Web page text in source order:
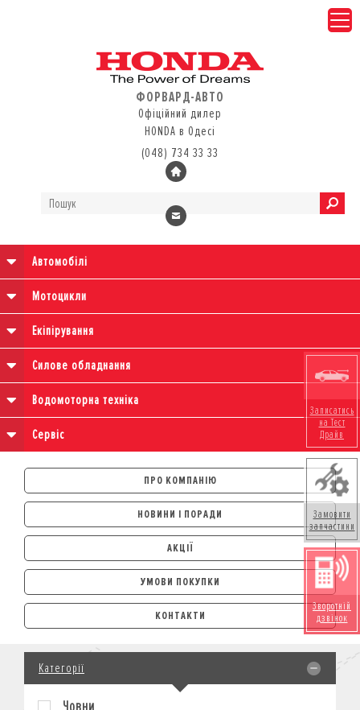
ФОРВАРД-АВТО
Офіційний дилер
HONDA в Одесі
(048) 734 33 33
Автомобілі
Мотоцикли
Екіпірування
Силове обладнання
Водомоторна техніка
Сервіс
ПРО КОМПАНІЮ
НОВИНИ І ПОРАДИ
АКЦІЇ
УМОВИ ПОКУПКИ
АВТОМОБІЛІ
ЛІЗИНГ
КРЕДИТ
СТРАХУВАННЯ
КОРПОРАТИВНИМ КЛІЄНТАМ
КОНТАКТИ
Записатись
на Тест
Драйв
Замовити
запчастини
Зворотній
дзвінок
Категорії